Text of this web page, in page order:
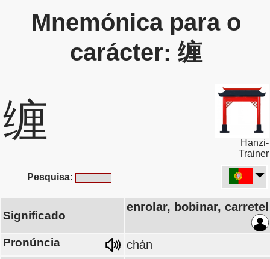
Mnemónica para o
carácter: 缠
缠
Hanzi-
Trainer
Pesquisa:
Significado
enrolar, bobinar, carretel
Pronúncia chán